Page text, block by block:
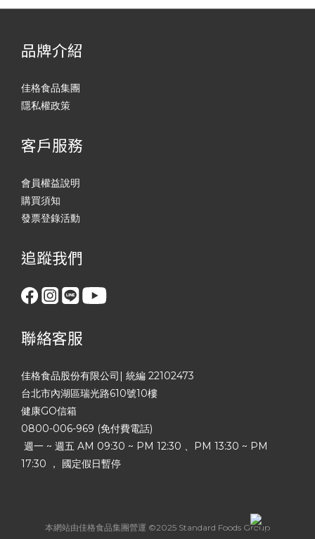
品牌介紹
佳格食品集團
隱私權政策
客戶服務
會員權益說明
購買須知
發票登錄活動
追蹤我們
聯絡客服
佳格食品股份有限公司| 統編 22102473
台北市內湖區瑞光路610號10樓
健康GO信箱
0800-006-969 (免付費電話)
週一 ~ 週五 AM 09:30 ~ PM 12:30 、PM 13:30 ~ PM
17:30 ， 國定假日暫停
本網站由佳格食品集團營運 ©2025 Standard Foods Group